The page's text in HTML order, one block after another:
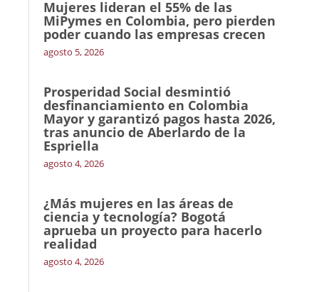
Mujeres lideran el 55% de las
MiPymes en Colombia, pero pierden
poder cuando las empresas crecen
agosto 5, 2026
Prosperidad Social desmintió
desfinanciamiento en Colombia
Mayor y garantizó pagos hasta 2026,
tras anuncio de Aberlardo de la
Espriella
agosto 4, 2026
¿Más mujeres en las áreas de
ciencia y tecnología? Bogotá
aprueba un proyecto para hacerlo
realidad
agosto 4, 2026